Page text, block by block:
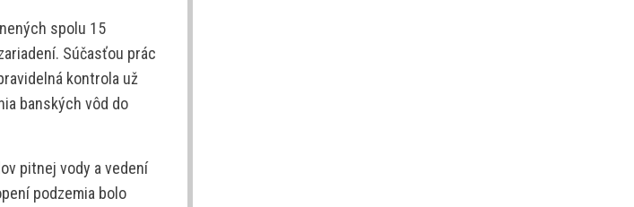
spolu 15
Súčasťou prác
kontrola už
banských vôd do
pitnej vody a vedení
podzemia bolo